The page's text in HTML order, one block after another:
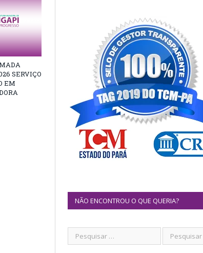
SERVIÇO
EM
NÃO ENCONTROU O QUE QUERIA?